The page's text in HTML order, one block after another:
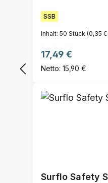
SSB
Inhalt: 50 Stück (0,35 €
Regulärer Preis:
17,49 €
Netto: 15,90 €
Surflo Safety